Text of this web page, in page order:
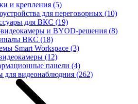
и крепления (5)
для переговорных (10)
для ВКС (19)
и BYOD-решения (8)
ВКС (18)
Smart Workspace (3)
(12)
панели (4)
для видеонаблюдния (262)